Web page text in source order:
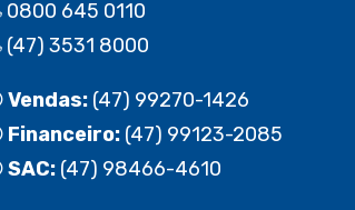
0800 645 0110
(47) 3531 8000
Vendas: (47) 99270-1426
Financeiro: (47) 99123-2085
SAC: (47) 98466-4610